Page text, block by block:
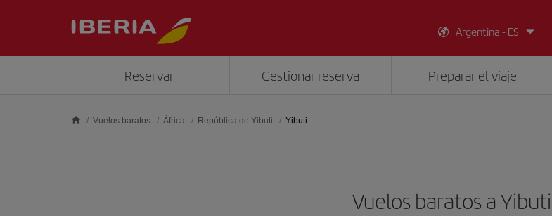
Argentina - ES
Reservar Gestionar reserva Preparar el viaje
Vuelos baratos África República de Yibuti Yibuti
Vuelos baratos a